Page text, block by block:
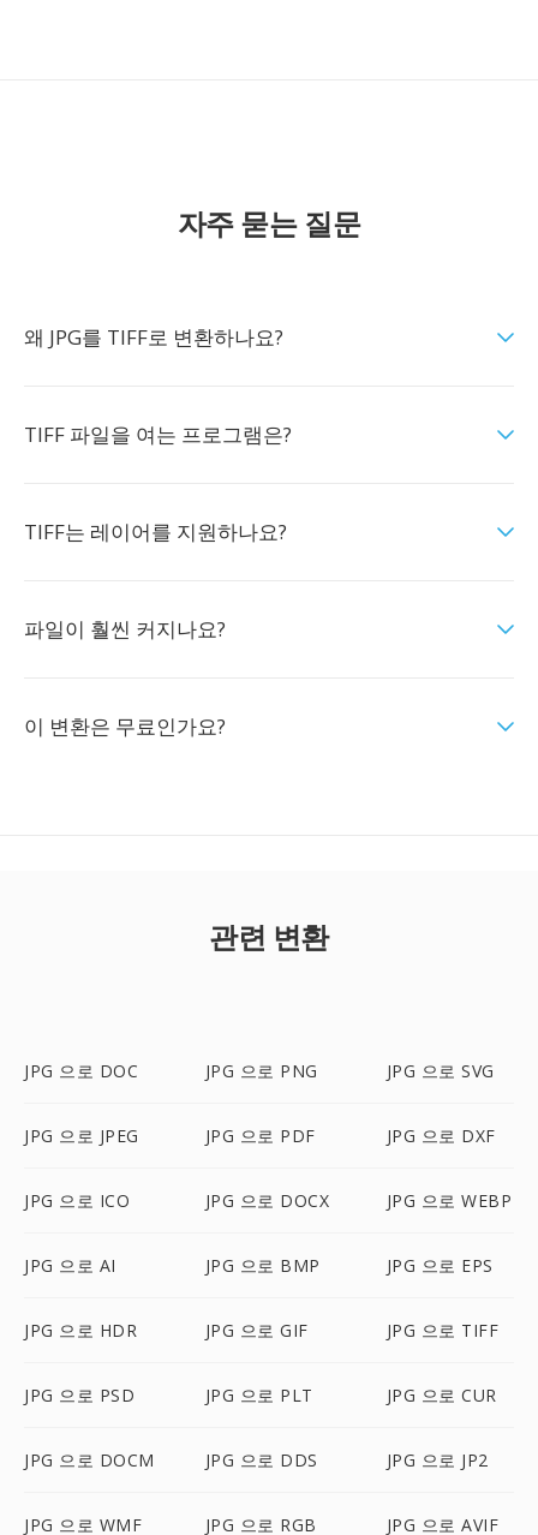
자주 묻는 질문
왜 JPG를 TIFF로 변환하나요?
TIFF 파일을 여는 프로그램은?
TIFF는 레이어를 지원하나요?
파일이 훨씬 커지나요?
이 변환은 무료인가요?
관련 변환
JPG 으로 DOC JPG 으로 PNG JPG 으로 SVG
JPG 으로 JPEG JPG 으로 PDF JPG 으로 DXF
JPG 으로 ICO JPG 으로 DOCX JPG 으로 WEBP
JPG 으로 AI JPG 으로 BMP JPG 으로 EPS
JPG 으로 HDR JPG 으로 GIF JPG 으로 TIFF
JPG 으로 PSD JPG 으로 PLT JPG 으로 CUR
JPG 으로 DOCM JPG 으로 DDS JPG 으로 JP2
JPG 으로 WMF JPG 으로 RGB JPG 으로 AVIF